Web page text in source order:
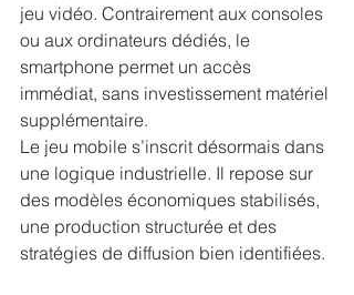
jeu vidéo. Contrairement aux consoles
ou aux ordinateurs dédiés, le
smartphone permet un accès
immédiat, sans investissement matériel
supplémentaire.
Le jeu mobile s’inscrit désormais dans
une logique industrielle. Il repose sur
des modèles économiques stabilisés,
une production structurée et des
stratégies de diffusion bien identifiées.